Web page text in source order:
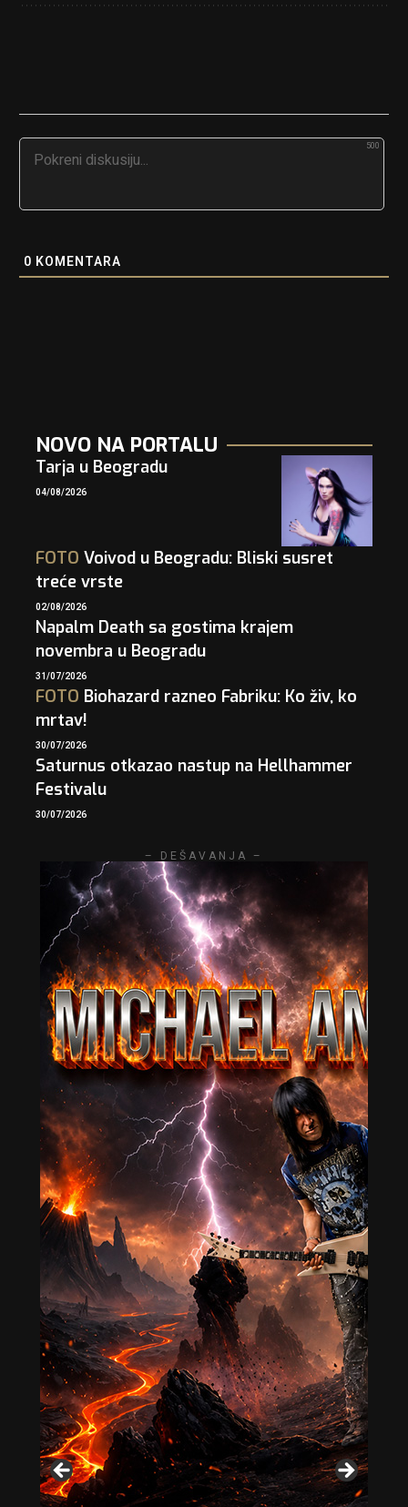
500
0 KOMENTARA
NOVO NA PORTALU
Tarja u Beogradu
04/08/2026
FOTO Voivod u Beogradu: Bliski susret
treće vrste
02/08/2026
Napalm Death sa gostima krajem
novembra u Beogradu
31/07/2026
FOTO Biohazard razneo Fabriku: Ko živ, ko
mrtav!
30/07/2026
Saturnus otkazao nastup na Hellhammer
Festivalu
30/07/2026
– DEŠAVANJA –